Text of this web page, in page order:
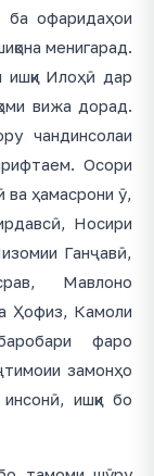
ба офаридаҳои
менигарад.
ишқи Илоҳӣ дар
вижа дорад.
чандинсолаи
Осори
ҳамасрони ӯ,
Носири
Ганҷавӣ,
Мавлоно
Ҳофиз, Камоли
фаро
замонҳо
ишқи бо